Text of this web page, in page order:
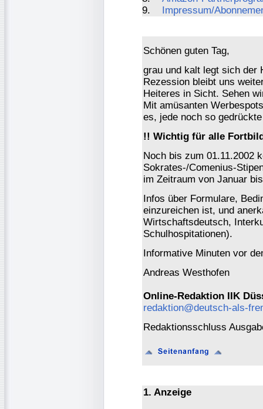
9. Impressum/
Schönen guten Tag,
grau und kalt legt sich der
Rezession bleibt uns
Heiteres in Sicht. Sehen
Mit amüsanten
es, jede noch so
!! Wichtig für alle
Noch bis zum 01.11.2002
Sokrates-/Comenius-
im Zeitraum von Januar
Infos über Formulare,
einzureichen ist, und
Wirtschaftsdeutsch,
Schulhospitationen).
Informative Minuten vor
Andreas Westhofen
Online-Redaktion IIK
redaktion@deutsch-als-
Redaktionsschluss
1. Anzeige